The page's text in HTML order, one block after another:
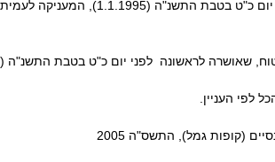
(כללים לאישור וניהול קופות גמל)
לראשונה לפני יום כ"ט בטבת התשנ"ה (1 בינואר 1995);
לפי העניין.
גמל), התשס"ה 2005